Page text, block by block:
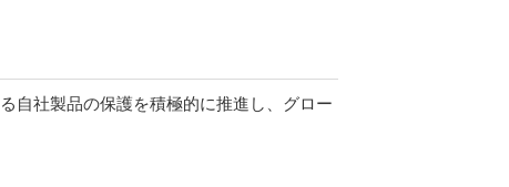
自社製品の保護を積極的に推進し、グロー